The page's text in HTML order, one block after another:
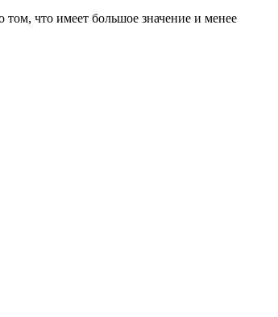
что имеет большое значение и менее